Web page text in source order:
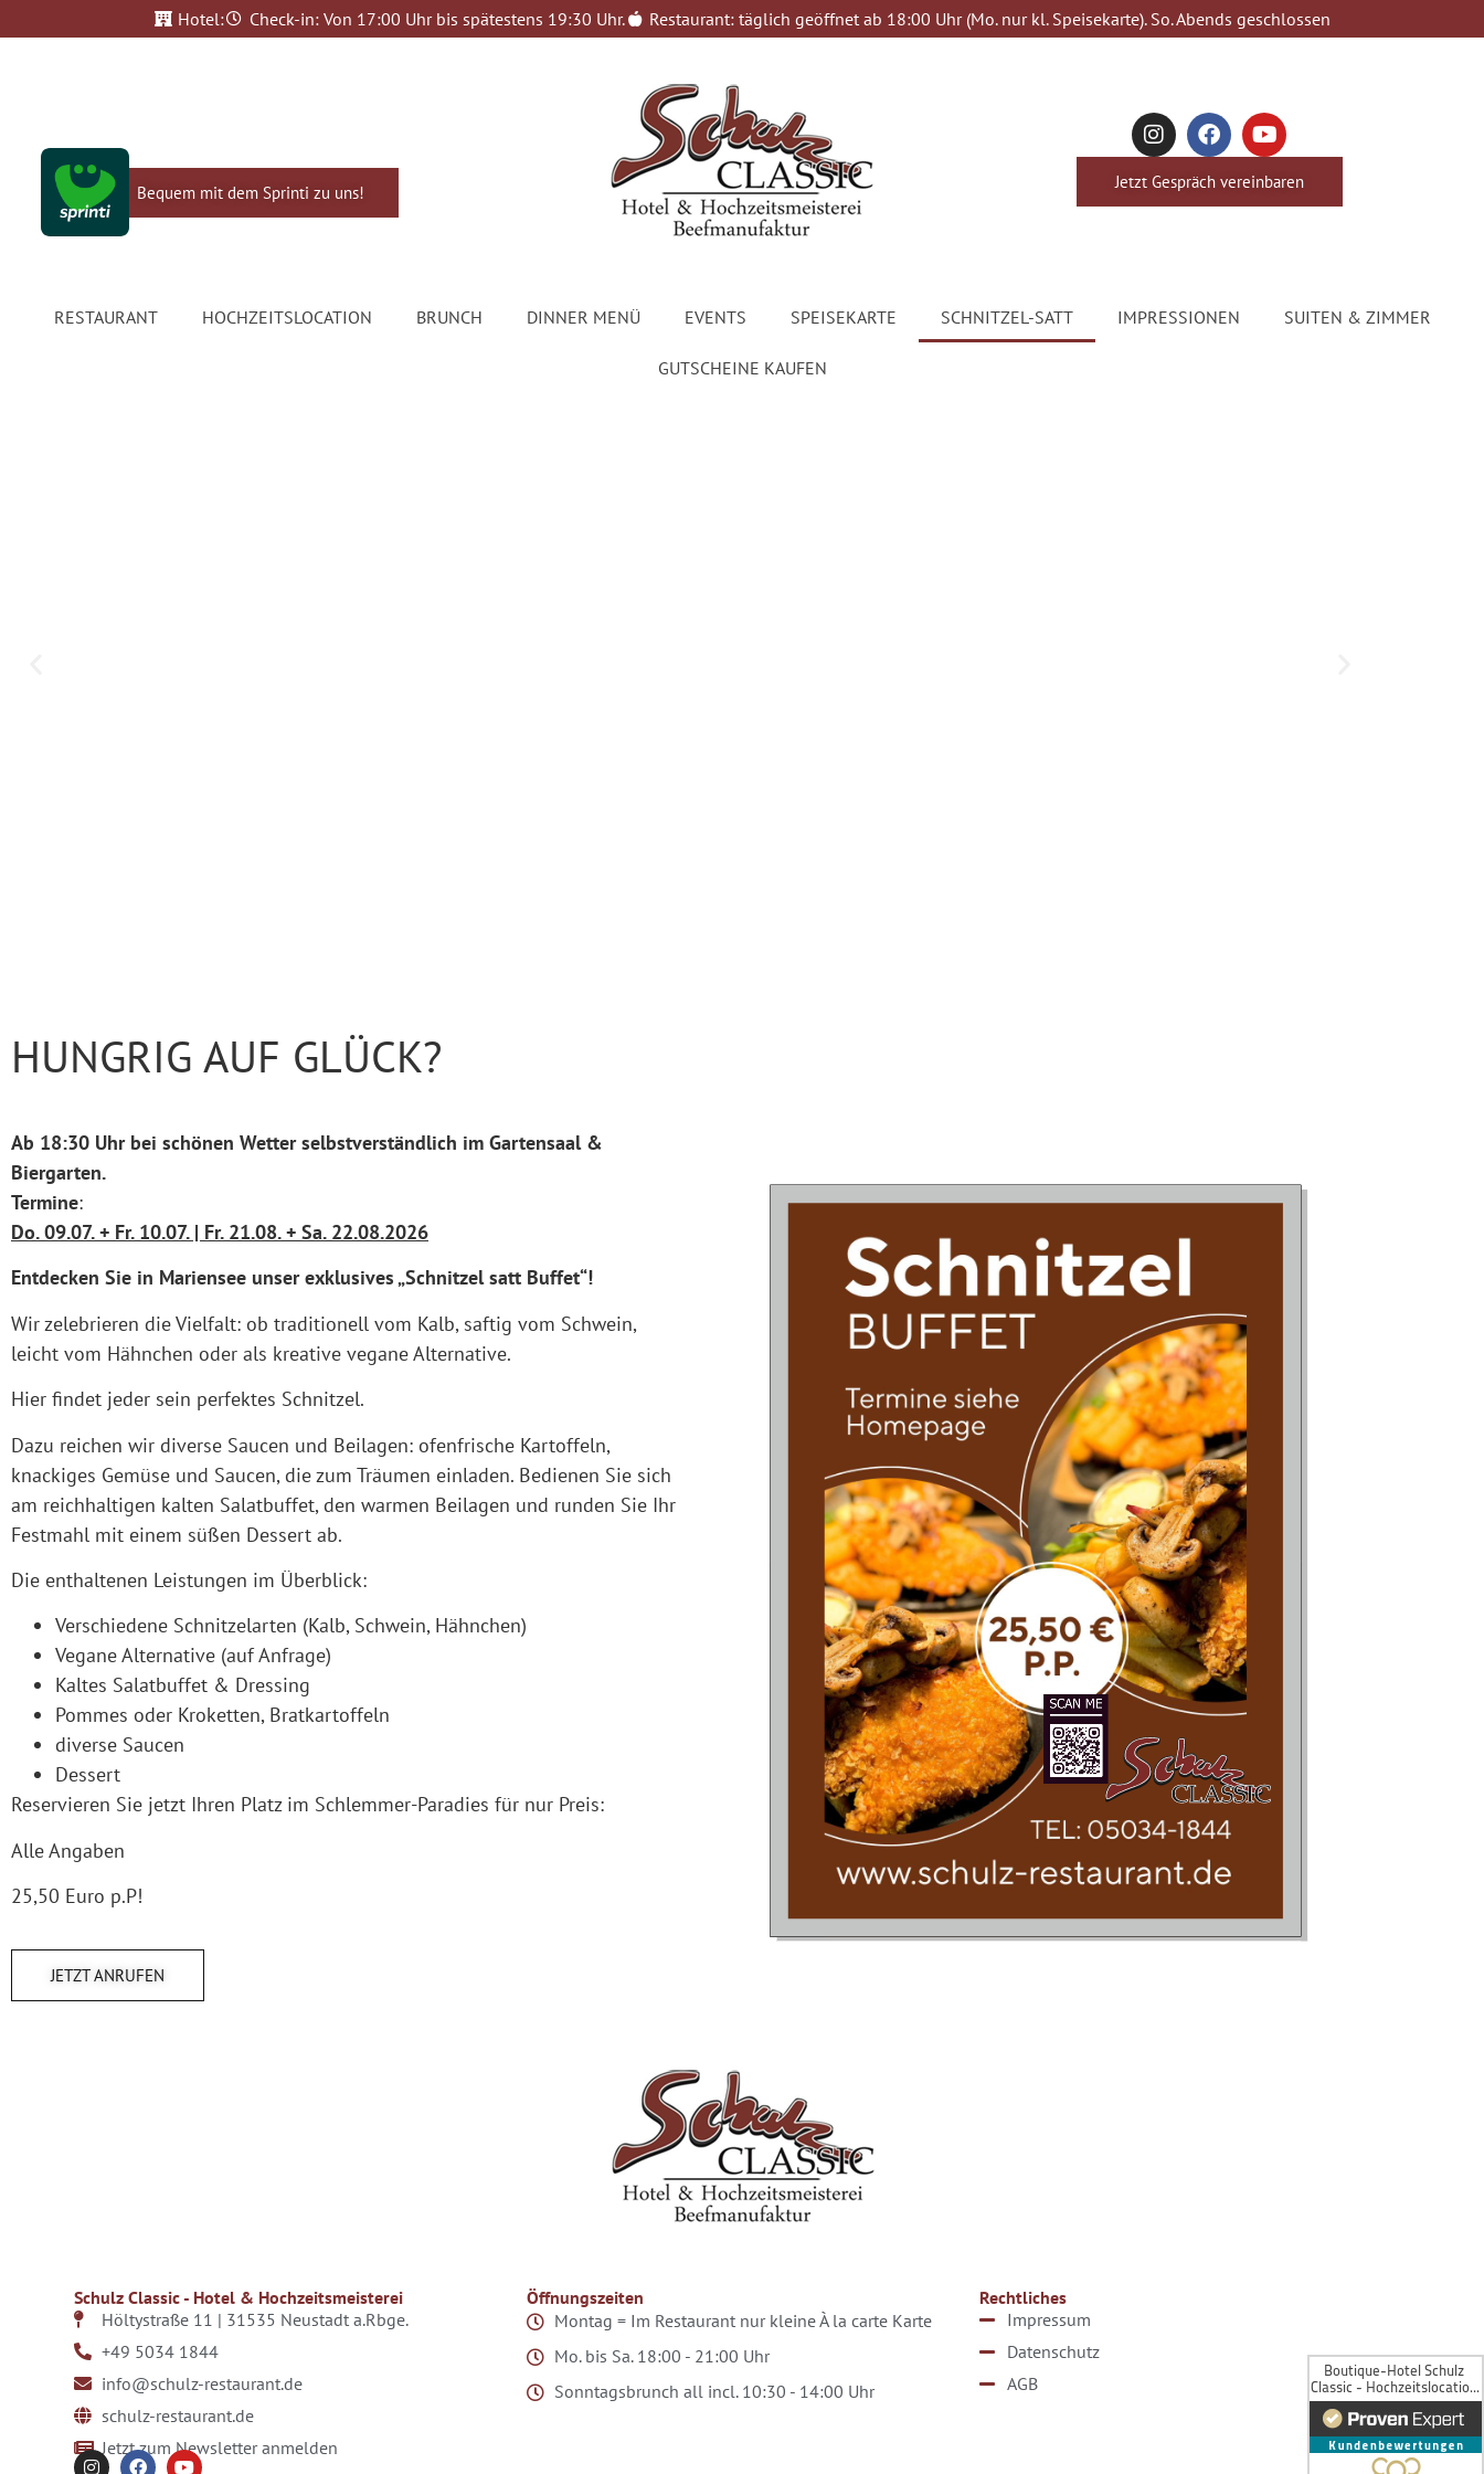
Hotel: Check-in: Von 17:00 Uhr bis spätestens 19:30 Uhr. Restaurant: täglich geöffnet ab 18:00 Uhr (Mo. nur kl. Speisekarte). So. Abends geschlossen
Bequem mit dem Sprinti zu uns!
Jetzt Gespräch vereinbaren
RESTAURANT HOCHZEITSLOCATION BRUNCH DINNER MENÜ EVENTS SPEISEKARTE SCHNITZEL-SATT IMPRESSIONEN SUITEN & ZIMMER
GUTSCHEINE KAUFEN
HUNGRIG AUF GLÜCK?
Ab 18:30 Uhr bei schönen Wetter selbstverständlich im Gartensaal &
Biergarten.
Termine:
Do. 09.07. + Fr. 10.07. | Fr. 21.08. + Sa. 22.08.2026
Entdecken Sie in Mariensee unser exklusives „Schnitzel satt Buffet“!
Wir zelebrieren die Vielfalt: ob traditionell vom Kalb, saftig vom Schwein,
leicht vom Hähnchen oder als kreative vegane Alternative.
Hier findet jeder sein perfektes Schnitzel.
Dazu reichen wir diverse Saucen und Beilagen: ofenfrische Kartoffeln,
knackiges Gemüse und Saucen, die zum Träumen einladen. Bedienen Sie sich
am reichhaltigen kalten Salatbuffet, den warmen Beilagen und runden Sie Ihr
Festmahl mit einem süßen Dessert ab.
Die enthaltenen Leistungen im Überblick:
Verschiedene Schnitzelarten (Kalb, Schwein, Hähnchen)
Vegane Alternative (auf Anfrage)
Kaltes Salatbuffet & Dressing
Pommes oder Kroketten, Bratkartoffeln
diverse Saucen
Dessert
Reservieren Sie jetzt Ihren Platz im Schlemmer-Paradies für nur Preis:
Alle Angaben
25,50 Euro p.P!
JETZT ANRUFEN
Schulz Classic - Hotel & Hochzeitsmeisterei
Höltystraße 11 | 31535 Neustadt a.Rbge.
+49 5034 1844
info@schulz-restaurant.de
schulz-restaurant.de
Jetzt zum Newsletter anmelden
Öffnungszeiten
Montag = Im Restaurant nur kleine À la carte Karte
Mo. bis Sa. 18:00 - 21:00 Uhr
Sonntagsbrunch all incl. 10:30 - 14:00 Uhr
Rechtliches
Impressum
Datenschutz
AGB